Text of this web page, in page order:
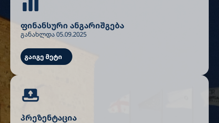
ფინანსური ანგარიშგება
განახლდა 05.09.2025
გაიგე მეტი
პრეზენტაცია